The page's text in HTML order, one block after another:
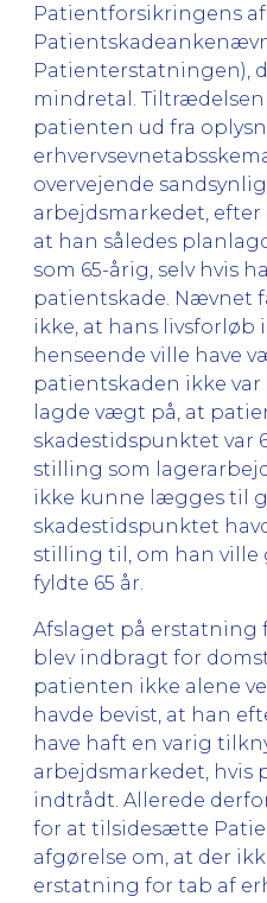
Patientforsikringens
Patienterstatningen),
mindretal.
patienten ud fra
overvejende
arbejdsmarkedet, efter
at han således
som 65-årig, selv hvis
patientskade. Nævnet
ikke, at hans livsforløb
henseende ville have
patientskaden ikke
lagde vægt på, at
skadestidspunktet var
stilling som
ikke kunne lægges til
skadestidspunktet
stilling til, om han ville
fyldte 65 år.
Afslaget på erstatning
blev indbragt for
patienten ikke alene
havde bevist, at han
have haft en varig
arbejdsmarkedet, hvis
indtrådt. Allerede
for at tilsidesætte
afgørelse om, at der
erstatning for tab af